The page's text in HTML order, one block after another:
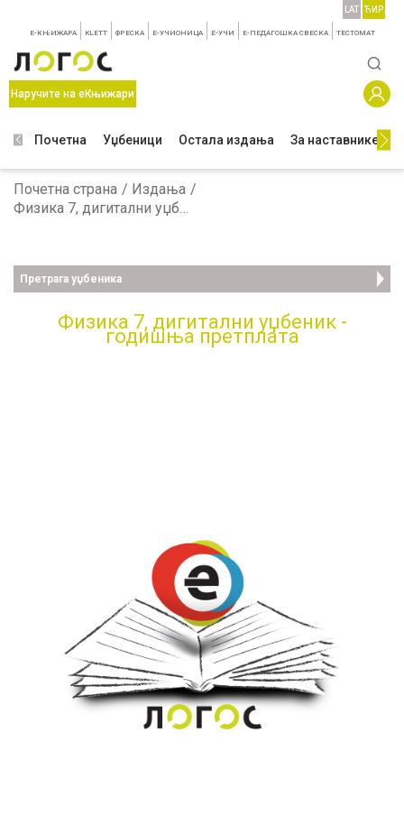
E-КЊИЖАРА KLETT ФРЕСКА E-УЧИОНИЦА E-УЧИ Е-ПЕДАГОШКА СВЕСКА TЕСТОМАТ
LAT ЋИР
Наручите на еКњижари
Почетна Уџбеници Остала издања За наставнике
Почетна страна
Издања
Физика 7, дигитални уџбеник - годишња претплата
Претрага уџбеника
Физика 7, дигитални уџбеник -
годишња претплата